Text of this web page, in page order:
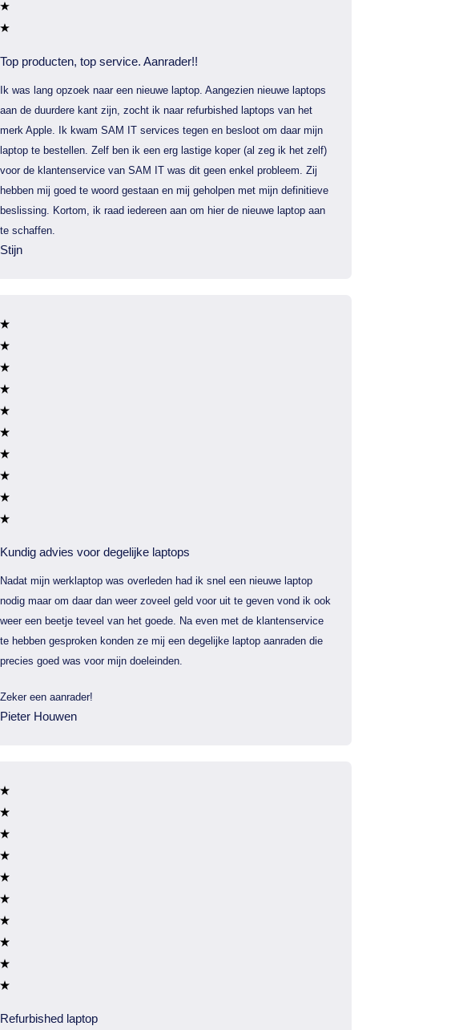
Top producten, top service. Aanrader!!
Ik was lang opzoek naar een nieuwe laptop. Aangezien nieuwe laptops
aan de duurdere kant zijn, zocht ik naar refurbished laptops van het
merk Apple. Ik kwam SAM IT services tegen en besloot om daar mijn
laptop te bestellen. Zelf ben ik een erg lastige koper (al zeg ik het zelf)
voor de klantenservice van SAM IT was dit geen enkel probleem. Zij
hebben mij goed te woord gestaan en mij geholpen met mijn definitieve
beslissing. Kortom, ik raad iedereen aan om hier de nieuwe laptop aan
te schaffen.
Stijn
Kundig advies voor degelijke laptops
Nadat mijn werklaptop was overleden had ik snel een nieuwe laptop
nodig maar om daar dan weer zoveel geld voor uit te geven vond ik ook
weer een beetje teveel van het goede. Na even met de klantenservice
te hebben gesproken konden ze mij een degelijke laptop aanraden die
precies goed was voor mijn doeleinden.
Zeker een aanrader!
Pieter Houwen
Refurbished laptop